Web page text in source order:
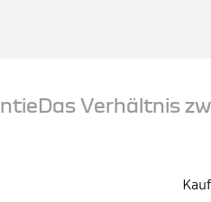
Das Verhältnis